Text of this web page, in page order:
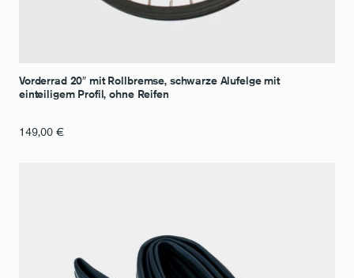
Vorderrad 20″ mit Rollbremse, schwarze Alufelge mit
einteiligem Profil, ohne Reifen
149,00 €